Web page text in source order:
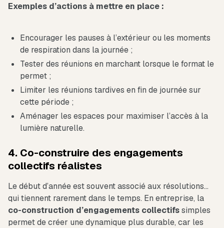
Exemples d’actions à mettre en place :
Encourager les pauses à l’extérieur ou les moments
de respiration dans la journée ;
Tester des réunions en marchant lorsque le format le
permet ;
Limiter les réunions tardives en fin de journée sur
cette période ;
Aménager les espaces pour maximiser l’accès à la
lumière naturelle.
4. Co-construire des engagements
collectifs réalistes
Le début d’année est souvent associé aux résolutions…
qui tiennent rarement dans le temps. En entreprise, la
co-construction d’engagements collectifssimples
permet de créer une dynamique plus durable, car les